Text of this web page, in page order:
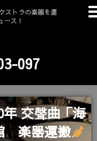
ストラの楽器を運
ース！
097
交聲曲「海
楽器運搬